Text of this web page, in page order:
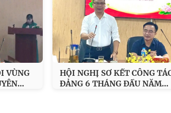
VÙNG
…
HỘI NGHỊ SƠ KẾT CÔNG
ĐẢNG 6 THÁNG ĐẦU NĂM…